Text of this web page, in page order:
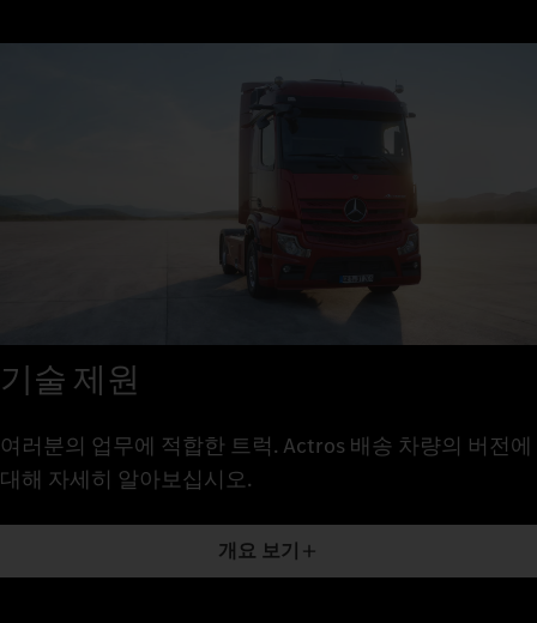
기술 제원
여러분의 업무에 적합한 트럭. Actros 배송 차량의 버전에
대해 자세히 알아보십시오.
개요 보기